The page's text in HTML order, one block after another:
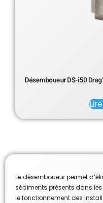
Désemboueur DS-i50
Le désemboueur permet
sédiments présents dans
le fonctionnement des